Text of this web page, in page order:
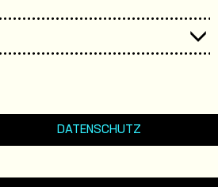
DATENSCHUTZ